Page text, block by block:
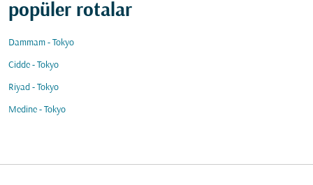
popüler rotalar
Dammam - Tokyo
Cidde - Tokyo
Riyad - Tokyo
Medine - Tokyo